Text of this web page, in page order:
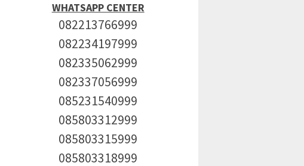
WHATSAPP CENTER
082213766999
082234197999
082335062999
082337056999
085231540999
085803312999
085803315999
085803318999